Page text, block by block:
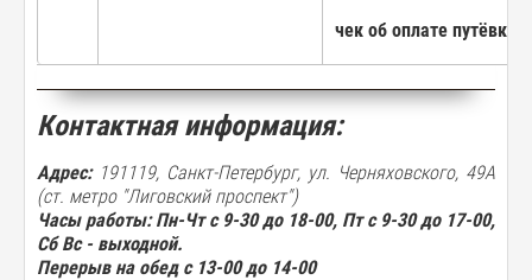
чек об оплате путёвки
Контактная информация:
Адрес:191119, Санкт-Петербург, ул. Черняховского, 49А
(ст. метро "Лиговский проспект")
Часы работы: Пн-Чт с 9-30 до 18-00, Пт с 9-30 до 17-00,
Сб Вс - выходной.
Перерыв на обед с 13-00 до 14-00